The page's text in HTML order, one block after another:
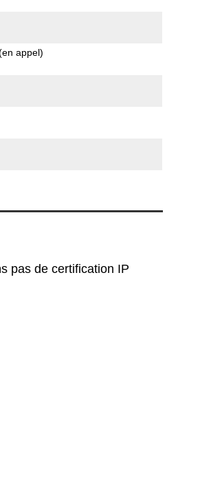
appel)
pas de certification IP